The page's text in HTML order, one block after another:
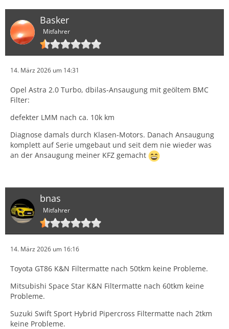
Basker
Mitfahrer
14. März 2026 um 14:31
Opel Astra 2.0 Turbo, dbilas-Ansaugung mit geöltem BMC
Filter:
defekter LMM nach ca. 10k km
Diagnose damals durch Klasen-Motors. Danach Ansaugung
komplett auf Serie umgebaut und seit dem nie wieder was
an der Ansaugung meiner KFZ gemacht
bnas
Mitfahrer
14. März 2026 um 16:16
Toyota GT86 K&N Filtermatte nach 50tkm keine Probleme.
Mitsubishi Space Star K&N Filtermatte nach 60tkm keine
Probleme.
Suzuki Swift Sport Hybrid Pipercross Filtermatte nach 2tkm
keine Probleme.